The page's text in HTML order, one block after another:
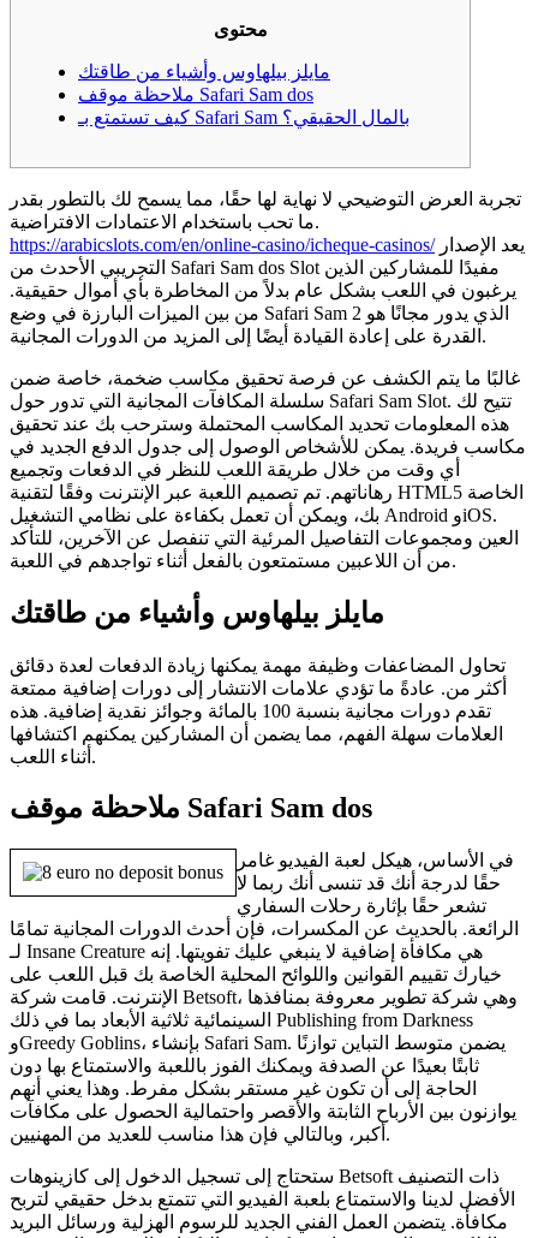
محتوى
مايلز بيلهاوس وأشياء من طاقتك
ملاحظة موقف Safari Sam dos
كيف تستمتع بـ Safari Sam بالمال الحقيقي؟
تجربة العرض التوضيحي لا نهاية لها حقًا، مما يسمح لك بالتطور بقدر
ما تحب باستخدام الاعتمادات الافتراضية.
https://arabicslots.com/en/online-casino/icheque-casinos/يعد الإصدار
التجريبي الأحدث من Safari Sam dos Slot مفيدًا للمشاركين الذين
يرغبون في اللعب بشكل عام بدلاً من المخاطرة بأي أموال حقيقية.
من بين الميزات البارزة في وضع Safari Sam 2 الذي يدور مجانًا هو
القدرة على إعادة القيادة أيضًا إلى المزيد من الدورات المجانية.
غالبًا ما يتم الكشف عن فرصة تحقيق مكاسب ضخمة، خاصة ضمن
سلسلة المكافآت المجانية التي تدور حول Safari Sam Slot. تتيح لك
هذه المعلومات تحديد المكاسب المحتملة وسترحب بك عند تحقيق
مكاسب فريدة. يمكن للأشخاص الوصول إلى جدول الدفع الجديد في
أي وقت من خلال طريقة اللعب للنظر في الدفعات وتجميع
رهاناتهم. تم تصميم اللعبة عبر الإنترنت وفقًا لتقنية HTML5 الخاصة
بك، ويمكن أن تعمل بكفاءة على نظامي التشغيل Android وiOS.
العين ومجموعات التفاصيل المرئية التي تنفصل عن الآخرين، للتأكد
من أن اللاعبين مستمتعون بالفعل أثناء تواجدهم في اللعبة.
مايلز بيلهاوس وأشياء من طاقتك
تحاول المضاعفات وظيفة مهمة يمكنها زيادة الدفعات لعدة دقائق
أكثر من. عادةً ما تؤدي علامات الانتشار إلى دورات إضافية ممتعة
تقدم دورات مجانية بنسبة 100 بالمائة وجوائز نقدية إضافية. هذه
العلامات سهلة الفهم، مما يضمن أن المشاركين يمكنهم اكتشافها
أثناء اللعب.
ملاحظة موقف Safari Sam dos
في الأساس، هيكل لعبة الفيديو غامر
حقًا لدرجة أنك قد تنسى أنك ربما لا
تشعر حقًا بإثارة رحلات السفاري
الرائعة. بالحديث عن المكسرات، فإن أحدث الدورات المجانية تمامًا
لـ Insane Creature هي مكافأة إضافية لا ينبغي عليك تفويتها. إنه
خيارك تقييم القوانين واللوائح المحلية الخاصة بك قبل اللعب على
الإنترنت. قامت شركة Betsoft، وهي شركة تطوير معروفة بمنافذها
السينمائية ثلاثية الأبعاد بما في ذلك Publishing from Darkness
وGreedy Goblins، بإنشاء Safari Sam. يضمن متوسط ​​التباين توازنًا
ثابتًا بعيدًا عن الصدفة ويمكنك الفوز باللعبة والاستمتاع بها دون
الحاجة إلى أن تكون غير مستقر بشكل مفرط. وهذا يعني أنهم
يوازنون بين الأرباح الثابتة والأقصر واحتمالية الحصول على مكافآت
أكبر، وبالتالي فإن هذا مناسب للعديد من المهنيين.
ستحتاج إلى تسجيل الدخول إلى كازينوهات Betsoft ذات التصنيف
الأفضل لدينا والاستمتاع بلعبة الفيديو التي تتمتع بدخل حقيقي لتربح
مكافأة. يتضمن العمل الفني الجديد للرسوم الهزلية ورسائل البريد